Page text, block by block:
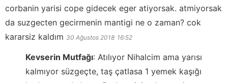
corbanin yarisi cope gidecek eger atiyorsak. atmiyorsak
da suzgecten gecirmenin mantigi ne o zaman? cok
kararsiz kaldım 30 Ağustos 2018 16:52
Kevserin Mutfağı: Atılıyor Nihalcim ama yarısı
kalmıyor süzgeçte, taş çatlasa 1 yemek kaşığı